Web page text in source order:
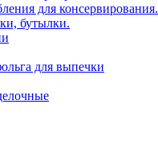
для консервирования.
бутылки.
для выпечки